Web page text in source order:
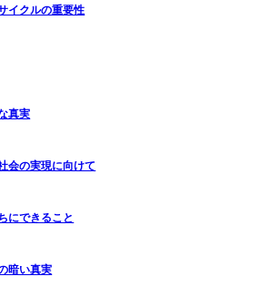
イクルの重要性
真実
会の実現に向けて
にできること
暗い真実